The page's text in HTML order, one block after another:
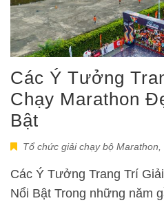
Các Ý Tưởng
Chạy Marathon
Bật
Tổ chức giải chạy bộ Marathon
Các Ý Tưởng Trang Trí
Nổi Bật Trong những năm